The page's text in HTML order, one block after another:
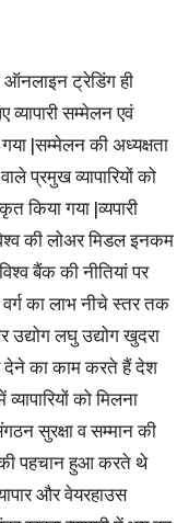
News,
ऑनलाइन ट्रेडिंग ही
सम्मेलन एवं
|सम्मेलन की अध्यक्षता
प्रमुख व्यापारियों को
किया गया |व्यपारी
की लोअर मिडल इनकम
बैंक की नीतियां पर
का लाभ नीचे स्तर तक
लघु उद्योग खुदरा
देने का काम करते हैं देश
को मिलना
सुरक्षा व सम्मान की
की पहचान हुआ करते थे
और वेयरहाउस